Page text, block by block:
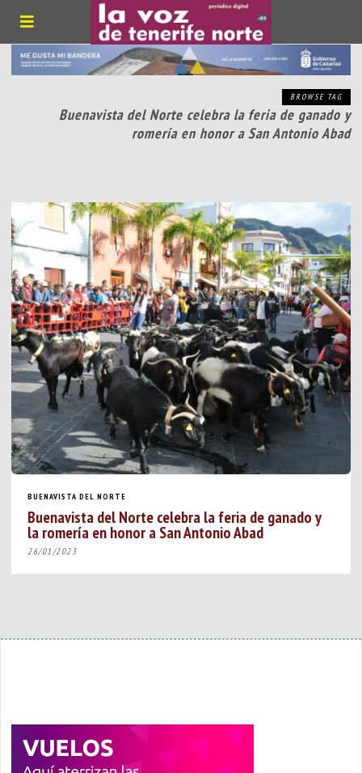
BROWSE TAG
Buenavista del Norte celebra la feria de ganado y
romería en honor a San Antonio Abad
BUENAVISTA DEL NORTE
Buenavista del Norte celebra la feria de ganado y
la romería en honor a San Antonio Abad
26/01/2023